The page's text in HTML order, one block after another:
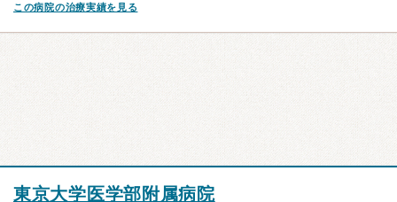
この病院の治療実績を見る
東京大学医学部附属病院